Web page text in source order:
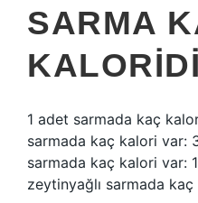
SARMA
1 adet sarmada kaç
sarmada kaç kalori var:
sarmada kaç kalori var:
zeytinyağlı sarmada